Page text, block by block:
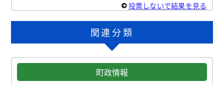
投票しないで結果を見る
関連分類
町政情報